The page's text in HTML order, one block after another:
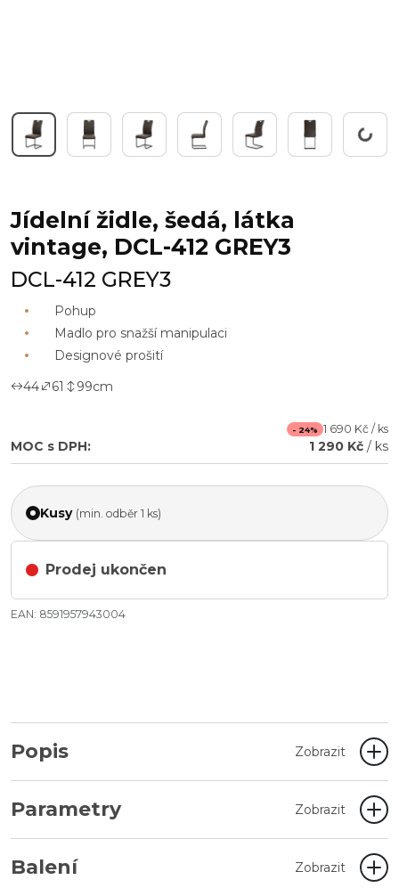
Pracuji...
Jídelní židle, šedá, látka
vintage, DCL-412 GREY3
DCL-412 GREY3
Pohup
Madlo pro snažší manipulaci
Designové prošití
44
61 99cm
- 24% 1 690 Kč / ks
MOC s DPH: 1 290 Kč / ks
Kusy (min. odběr 1 ks)
Prodej ukončen
EAN: 8591957943004
Popis Zobrazit
Parametry Zobrazit
Balení Zobrazit